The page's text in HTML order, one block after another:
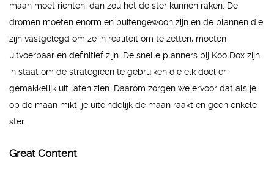
maan moet richten, dan zou het de ster kunnen raken. De
dromen moeten enorm en buitengewoon zijn en de plannen die
zijn vastgelegd om ze in realiteit om te zetten, moeten
uitvoerbaar en definitief zijn. De snelle planners bij KoolDox zijn
in staat om de strategieën te gebruiken die elk doel er
gemakkelijk uit laten zien. Daarom zorgen we ervoor dat als je
op de maan mikt, je uiteindelijk de maan raakt en geen enkele
ster.
Great Content